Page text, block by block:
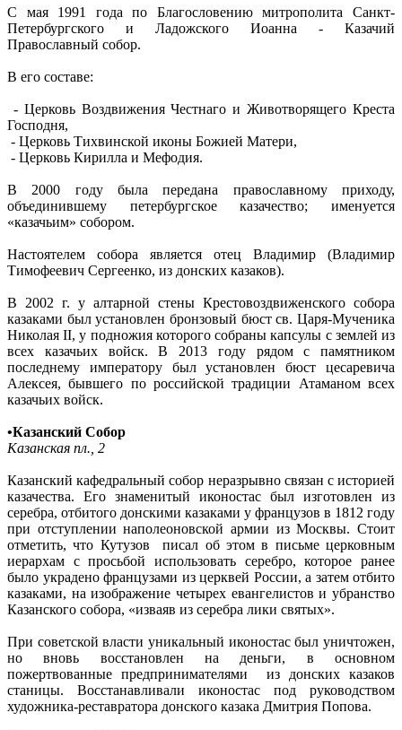
С мая 1991 года по Благословению митрополита Санкт-
Петербургского и Ладожского Иоанна - Казачий
Православный собор.
В его составе:
- Церковь Воздвижения Честнаго и Животворящего Креста
Господня,
- Церковь Тихвинской иконы Божией Матери,
- Церковь Кирилла и Мефодия.
В 2000 году была передана православному приходу,
объединившему петербургское казачество; именуется
«казачьим» собором.
Настоятелем собора является отец Владимир (Владимир
Тимофеевич Сергеенко, из донских казаков).
В 2002 г. у алтарной стены Крестовоздвиженского собора
казаками был установлен бронзовый бюст св. Царя-Мученика
Николая II, у подножия которого собраны капсулы с землей из
всех казачьих войск. В 2013 году рядом с памятником
последнему императору был установлен бюст цесаревича
Алексея, бывшего по российской традиции Атаманом всех
казачьих войск.
•Казанский Собор
Казанская пл., 2
Казанский кафедральный собор неразрывно связан с историей
казачества. Его знаменитый иконостас был изготовлен из
серебра, отбитого донскими казаками у французов в 1812 году
при отступлении наполеоновской армии из Москвы. Стоит
отметить, что Кутузов писал об этом в письме церковным
иерархам с просьбой использовать серебро, которое ранее
было украдено французами из церквей России, а затем отбито
казаками, на изображение четырех евангелистов и убранство
Казанского собора, «изваяв из серебра лики святых».
При советской власти уникальный иконостас был уничтожен,
но вновь восстановлен на деньги, в основном
пожертвованные предпринимателями из донских казаков
станицы. Восстанавливали иконостас под руководством
художника-реставратора донского казака Дмитрия Попова.